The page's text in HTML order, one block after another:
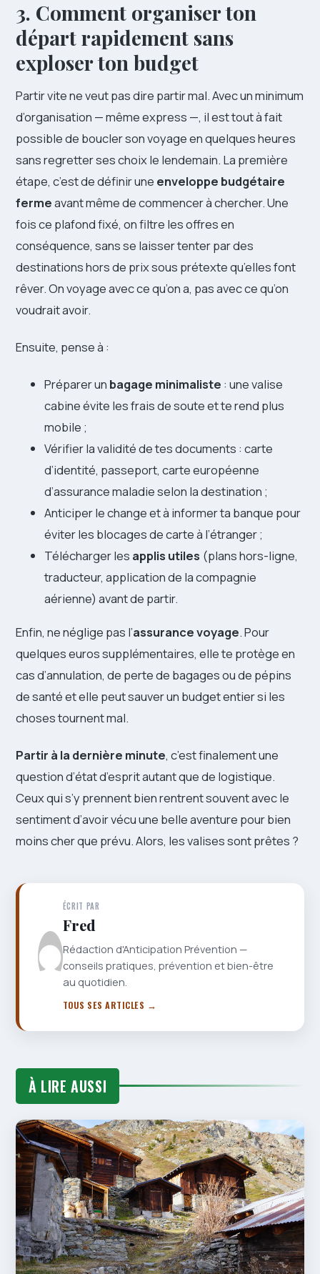
3. Comment organiser ton
départ rapidement sans
exploser ton budget
Partir vite ne veut pas dire partir mal. Avec un minimum
d’organisation — même express —, il est tout à fait
possible de boucler son voyage en quelques heures
sans regretter ses choix le lendemain. La première
étape, c’est de définir une enveloppe budgétaire
fermeavant même de commencer à chercher. Une
fois ce plafond fixé, on filtre les offres en
conséquence, sans se laisser tenter par des
destinations hors de prix sous prétexte qu’elles font
rêver. On voyage avec ce qu’on a, pas avec ce qu’on
voudrait avoir.
Ensuite, pense à :
Préparer un bagage minimaliste : une valise
cabine évite les frais de soute et te rend plus
mobile ;
Vérifier la validité de tes documents : carte
d’identité, passeport, carte européenne
d’assurance maladie selon la destination ;
Anticiper le change et à informer ta banque pour
éviter les blocages de carte à l’étranger ;
Télécharger les applis utiles (plans hors-ligne,
traducteur, application de la compagnie
aérienne) avant de partir.
Enfin, ne néglige pas l’assurance voyage. Pour
quelques euros supplémentaires, elle te protège en
cas d’annulation, de perte de bagages ou de pépins
de santé et elle peut sauver un budget entier si les
choses tournent mal.
Partir à la dernière minute, c’est finalement une
question d’état d’esprit autant que de logistique.
Ceux qui s’y prennent bien rentrent souvent avec le
sentiment d’avoir vécu une belle aventure pour bien
moins cher que prévu. Alors, les valises sont prêtes ?
ÉCRIT PAR
Fred
Rédaction d'Anticipation Prévention —
conseils pratiques, prévention et bien-être
au quotidien.
TOUS SES ARTICLES →
À LIRE AUSSI